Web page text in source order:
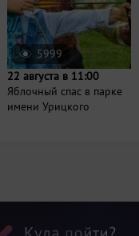
5999
22 августа в 11:00
Яблочный спас в парке
имени Урицкого